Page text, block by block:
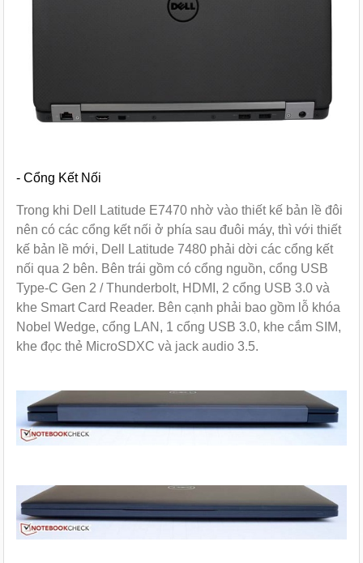
- Cổng Kết Nối
Trong khi Dell Latitude E7470 nhờ vào thiết kế bản lề đôi
nên có các cổng kết nối ở phía sau đuôi máy, thì với thiết
kế bản lề mới, Dell Latitude 7480 phải dời các cổng kết
nối qua 2 bên. Bên trái gồm có cổng nguồn, cổng USB
Type-C Gen 2 / Thunderbolt, HDMI, 2 cổng USB 3.0 và
khe Smart Card Reader. Bên cạnh phải bao gồm lỗ khóa
Nobel Wedge, cổng LAN, 1 cổng USB 3.0, khe cắm SIM,
khe đọc thẻ MicroSDXC và jack audio 3.5.